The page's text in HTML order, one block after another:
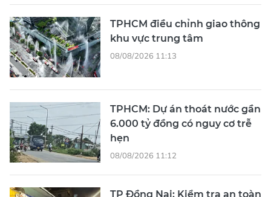
TPHCM điều chỉnh giao thông
khu vực trung tâm
08/08/2026 11:13
TPHCM: Dự án thoát nước gần
6.000 tỷ đồng có nguy cơ trễ
hẹn
08/08/2026 11:12
TP Đồng Nai: Kiểm tra an toàn